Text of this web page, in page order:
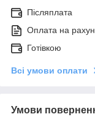
Післяплата
Оплата на
Готівкою
Всі умови оплати
Умови